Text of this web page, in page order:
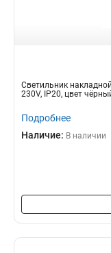
Светильник
230V, IP20, цвет
Подробнее
Наличие: В наличии